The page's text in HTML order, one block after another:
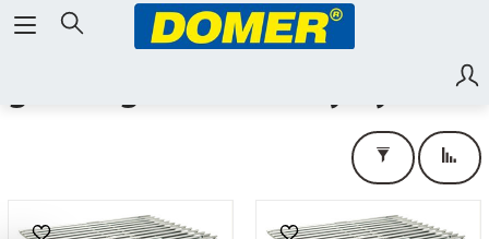
grille ogrodowe, turystyczne